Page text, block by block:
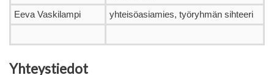
Eeva Vaskilampi yhteisöasiamies, työryhmän sihteeri
Yhteystiedot